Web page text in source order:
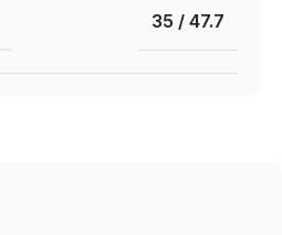
35 / 47.7